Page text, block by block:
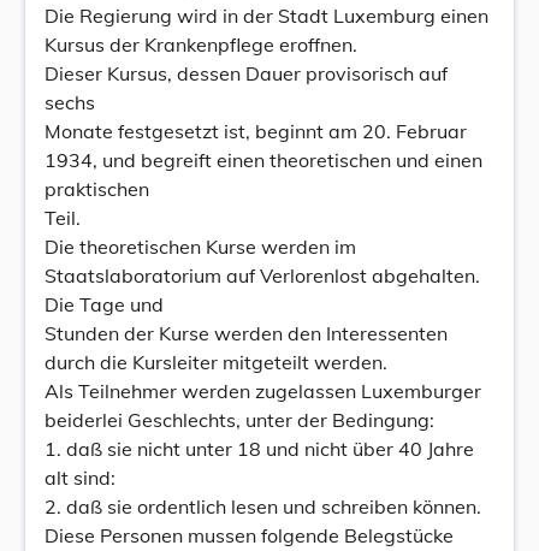
Die Regierung wird in der Stadt Luxemburg einen
Kursus der Krankenpflege eroffnen.
Dieser Kursus, dessen Dauer provisorisch auf
sechs
Monate festgesetzt ist, beginnt am 20. Februar
1934, und begreift einen theoretischen und einen
praktischen
Teil.
Die theoretischen Kurse werden im
Staatslaboratorium auf Verlorenlost abgehalten.
Die Tage und
Stunden der Kurse werden den Interessenten
durch die Kursleiter mitgeteilt werden.
Als Teilnehmer werden zugelassen Luxemburger
beiderlei Geschlechts, unter der Bedingung:
1. daß sie nicht unter 18 und nicht über 40 Jahre
alt sind:
2. daß sie ordentlich lesen und schreiben können.
Diese Personen mussen folgende Belegstücke